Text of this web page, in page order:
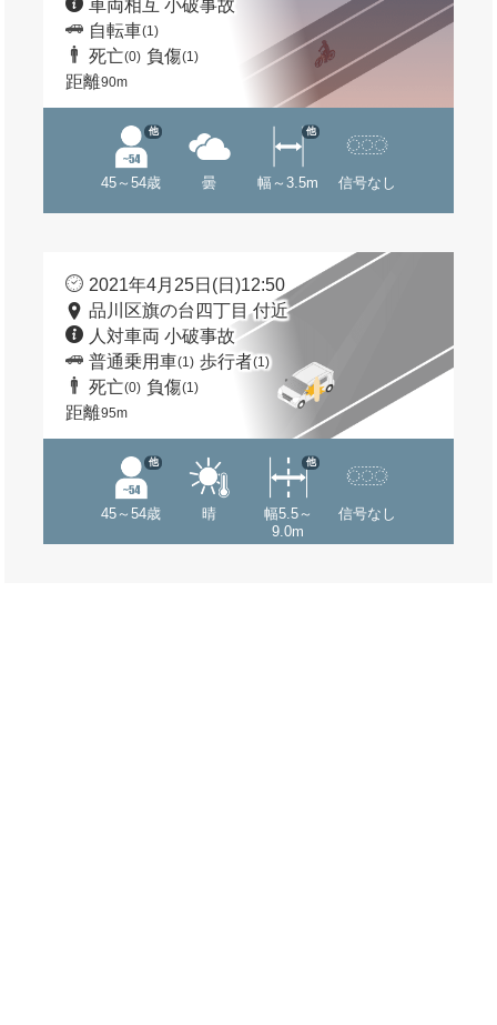
車両相互 小破事故
自転車(1)
死亡(0) 負傷(1)
距離90m
45～54歳
他
曇 幅～3.5m
他
信号なし
2021年4月25日(日)12:50
品川区旗の台四丁目 付近
人対車両 小破事故
普通乗用車(1) 歩行者(1)
死亡(0) 負傷(1)
距離95m
45～54歳
他
晴
幅5.5～
9.0m
他
信号なし